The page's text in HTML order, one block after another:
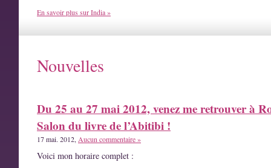
En savoir plus sur India »
Nouvelles
Du 25 au 27 mai 2012, venez me retrouver à
Salon du livre de l’Abitibi !
17 mai. 2012, Aucun commentaire »
Voici mon horaire complet :